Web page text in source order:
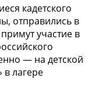
кадетского
отправились в
участие в
— на детской
в лагере